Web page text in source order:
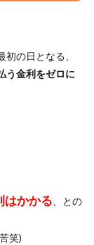
の日となる、
う金利をゼロに
はかかる 、との
笑)